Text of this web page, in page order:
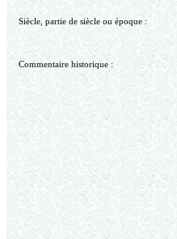
Siècle, partie de siècle ou époque :
Commentaire historique :